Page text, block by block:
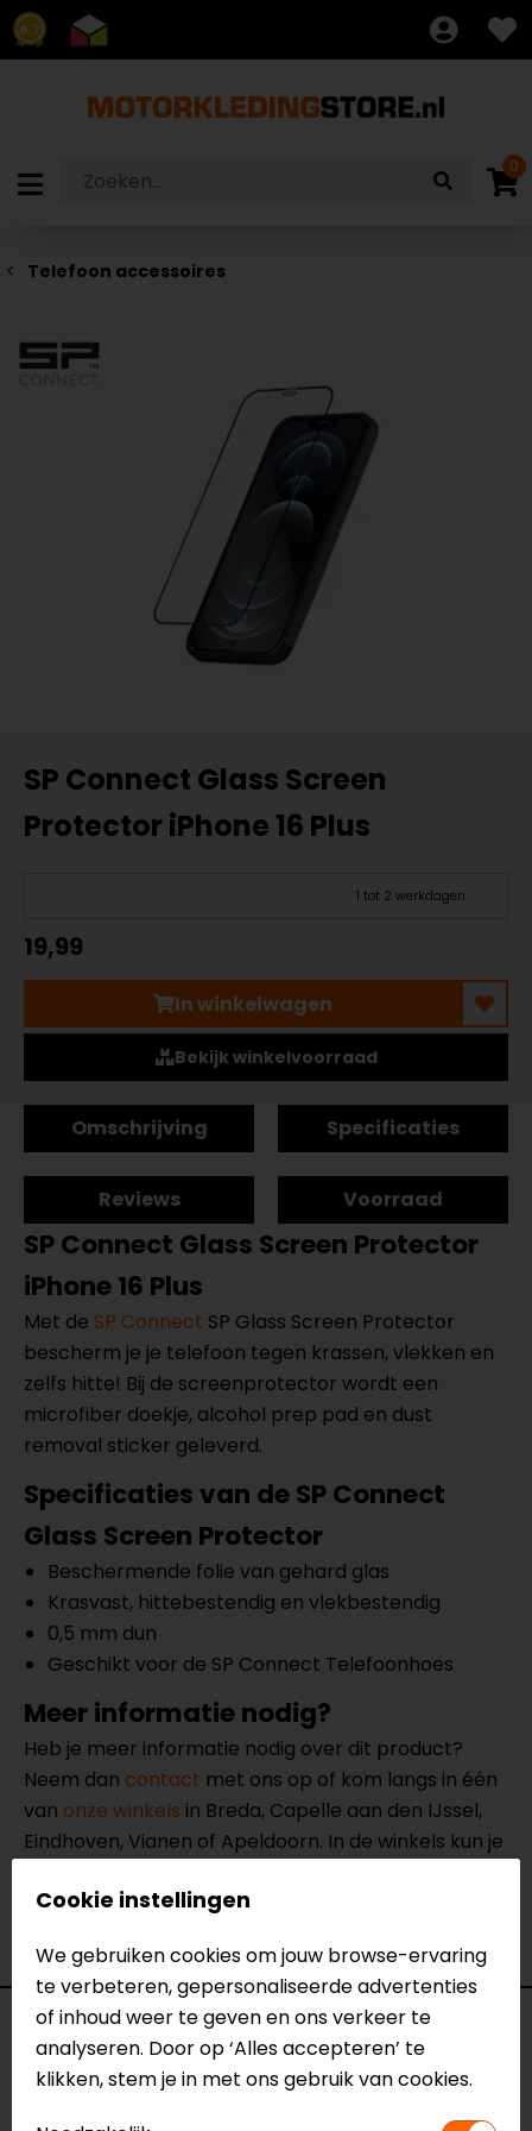
8.7
0
Telefoon accessoires
SP Connect Glass Screen
Protector iPhone 16 Plus
1 tot 2 werkdagen
19,99
In winkelwagen
Bekijk winkelvoorraad
Omschrijving Specificaties
Reviews Voorraad
SP Connect Glass Screen Protector
iPhone 16 Plus
Met de SP Connect SP Glass Screen Protector
bescherm je je telefoon tegen krassen, vlekken en
zelfs hitte! Bij de screenprotector wordt een
microfiber doekje, alcohol prep pad en dust
removal sticker geleverd.
Specificaties van de SP Connect
Glass Screen Protector
Beschermende folie van gehard glas
Krasvast, hittebestendig en vlekbestendig
0,5 mm dun
Geschikt voor de SP Connect Telefoonhoes
Meer informatie nodig?
Heb je meer informatie nodig over dit product?
Neem dan contact met ons op of kom langs in één
van onze winkels in Breda, Capelle aan den IJssel,
Eindhoven, Vianen of Apeldoorn. In de winkels kun je
verkoopmedewerkers voor je klaar met advies.
Specificaties
Naam
Glass Screen Protector iPhone 16 Plus
Model
52867
Cookie instellingen
We gebruiken cookies om jouw browse-ervaring
te verbeteren, gepersonaliseerde advertenties
of inhoud weer te geven en ons verkeer te
analyseren. Door op ‘Alles accepteren’ te
klikken, stem je in met ons gebruik van cookies.